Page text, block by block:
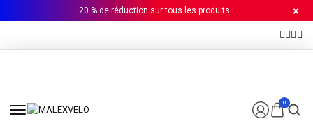
20 % de réduction sur tous les produits !
0